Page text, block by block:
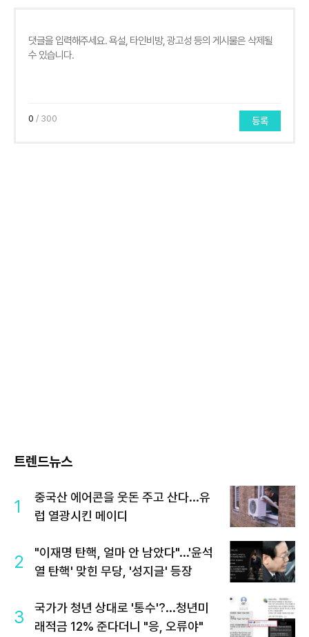
0 / 300 등록
트렌드뉴스
1
중국산 에어콘을 웃돈 주고 산다...유
럽 열광시킨 메이디
2
"이재명 탄핵, 얼마 안 남았다"...'윤석
열 탄핵' 맞힌 무당, '성지글' 등장
3
국가가 청년 상대로 '통수'?...청년미
래적금 12% 준다더니 "응, 오류야"